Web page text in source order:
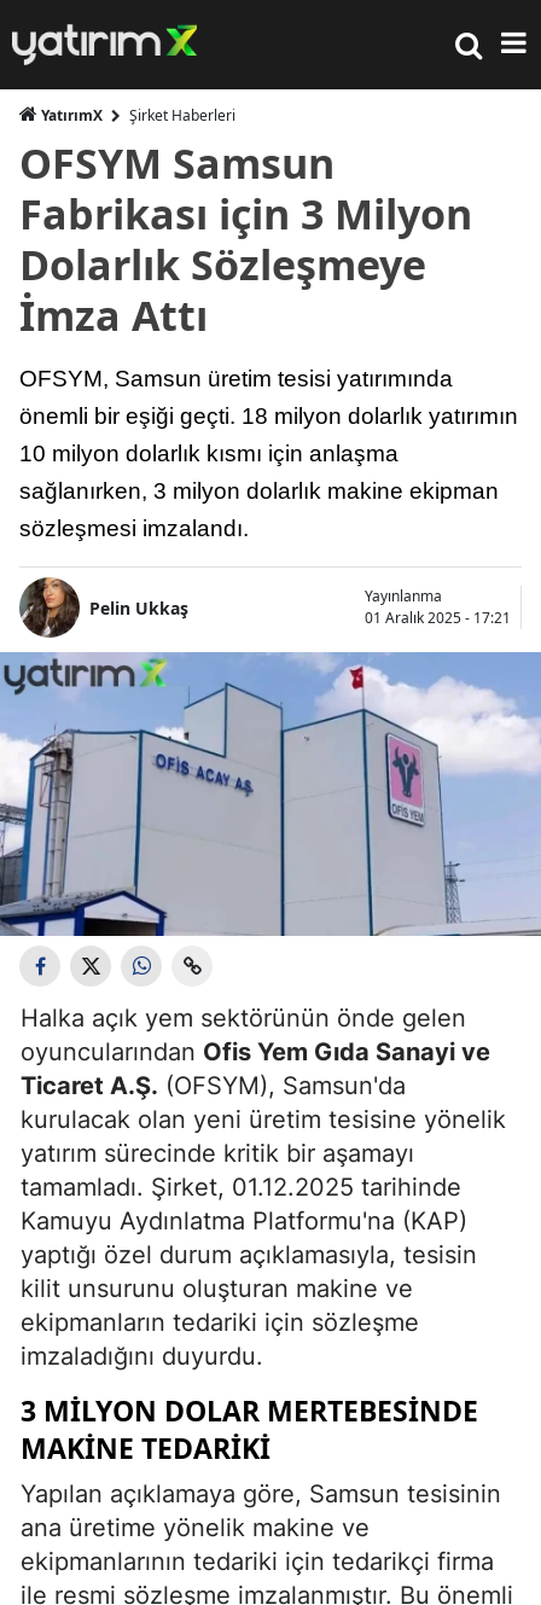
YatırımX Şirket Haberleri
OFSYM Samsun
Fabrikası için 3 Milyon
Dolarlık Sözleşmeye
İmza Attı
OFSYM, Samsun üretim tesisi yatırımında
önemli bir eşiği geçti. 18 milyon dolarlık yatırımın
10 milyon dolarlık kısmı için anlaşma
sağlanırken, 3 milyon dolarlık makine ekipman
sözleşmesi imzalandı.
Pelin Ukkaş
Yayınlanma
01 Aralık 2025 - 17:21
Halka açık yem sektörünün önde gelen
oyuncularından Ofis Yem Gıda Sanayi ve
Ticaret A.Ş. (OFSYM), Samsun'da
kurulacak olan yeni üretim tesisine yönelik
yatırım sürecinde kritik bir aşamayı
tamamladı. Şirket, 01.12.2025 tarihinde
Kamuyu Aydınlatma Platformu'na (KAP)
yaptığı özel durum açıklamasıyla, tesisin
kilit unsurunu oluşturan makine ve
ekipmanların tedariki için sözleşme
imzaladığını duyurdu.
3 MILYON DOLAR MERTEBESINDE
MAKINE TEDARIKI
Yapılan açıklamaya göre, Samsun tesisinin
ana üretime yönelik makine ve
ekipmanlarının tedariki için tedarikçi firma
ile resmi sözleşme imzalanmıştır. Bu önemli